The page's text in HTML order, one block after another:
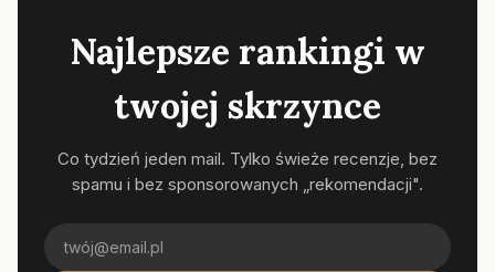
Najlepsze rankingi w
twojej skrzynce
Co tydzień jeden mail. Tylko świeże recenzje, bez
spamu i bez sponsorowanych „rekomendacji".